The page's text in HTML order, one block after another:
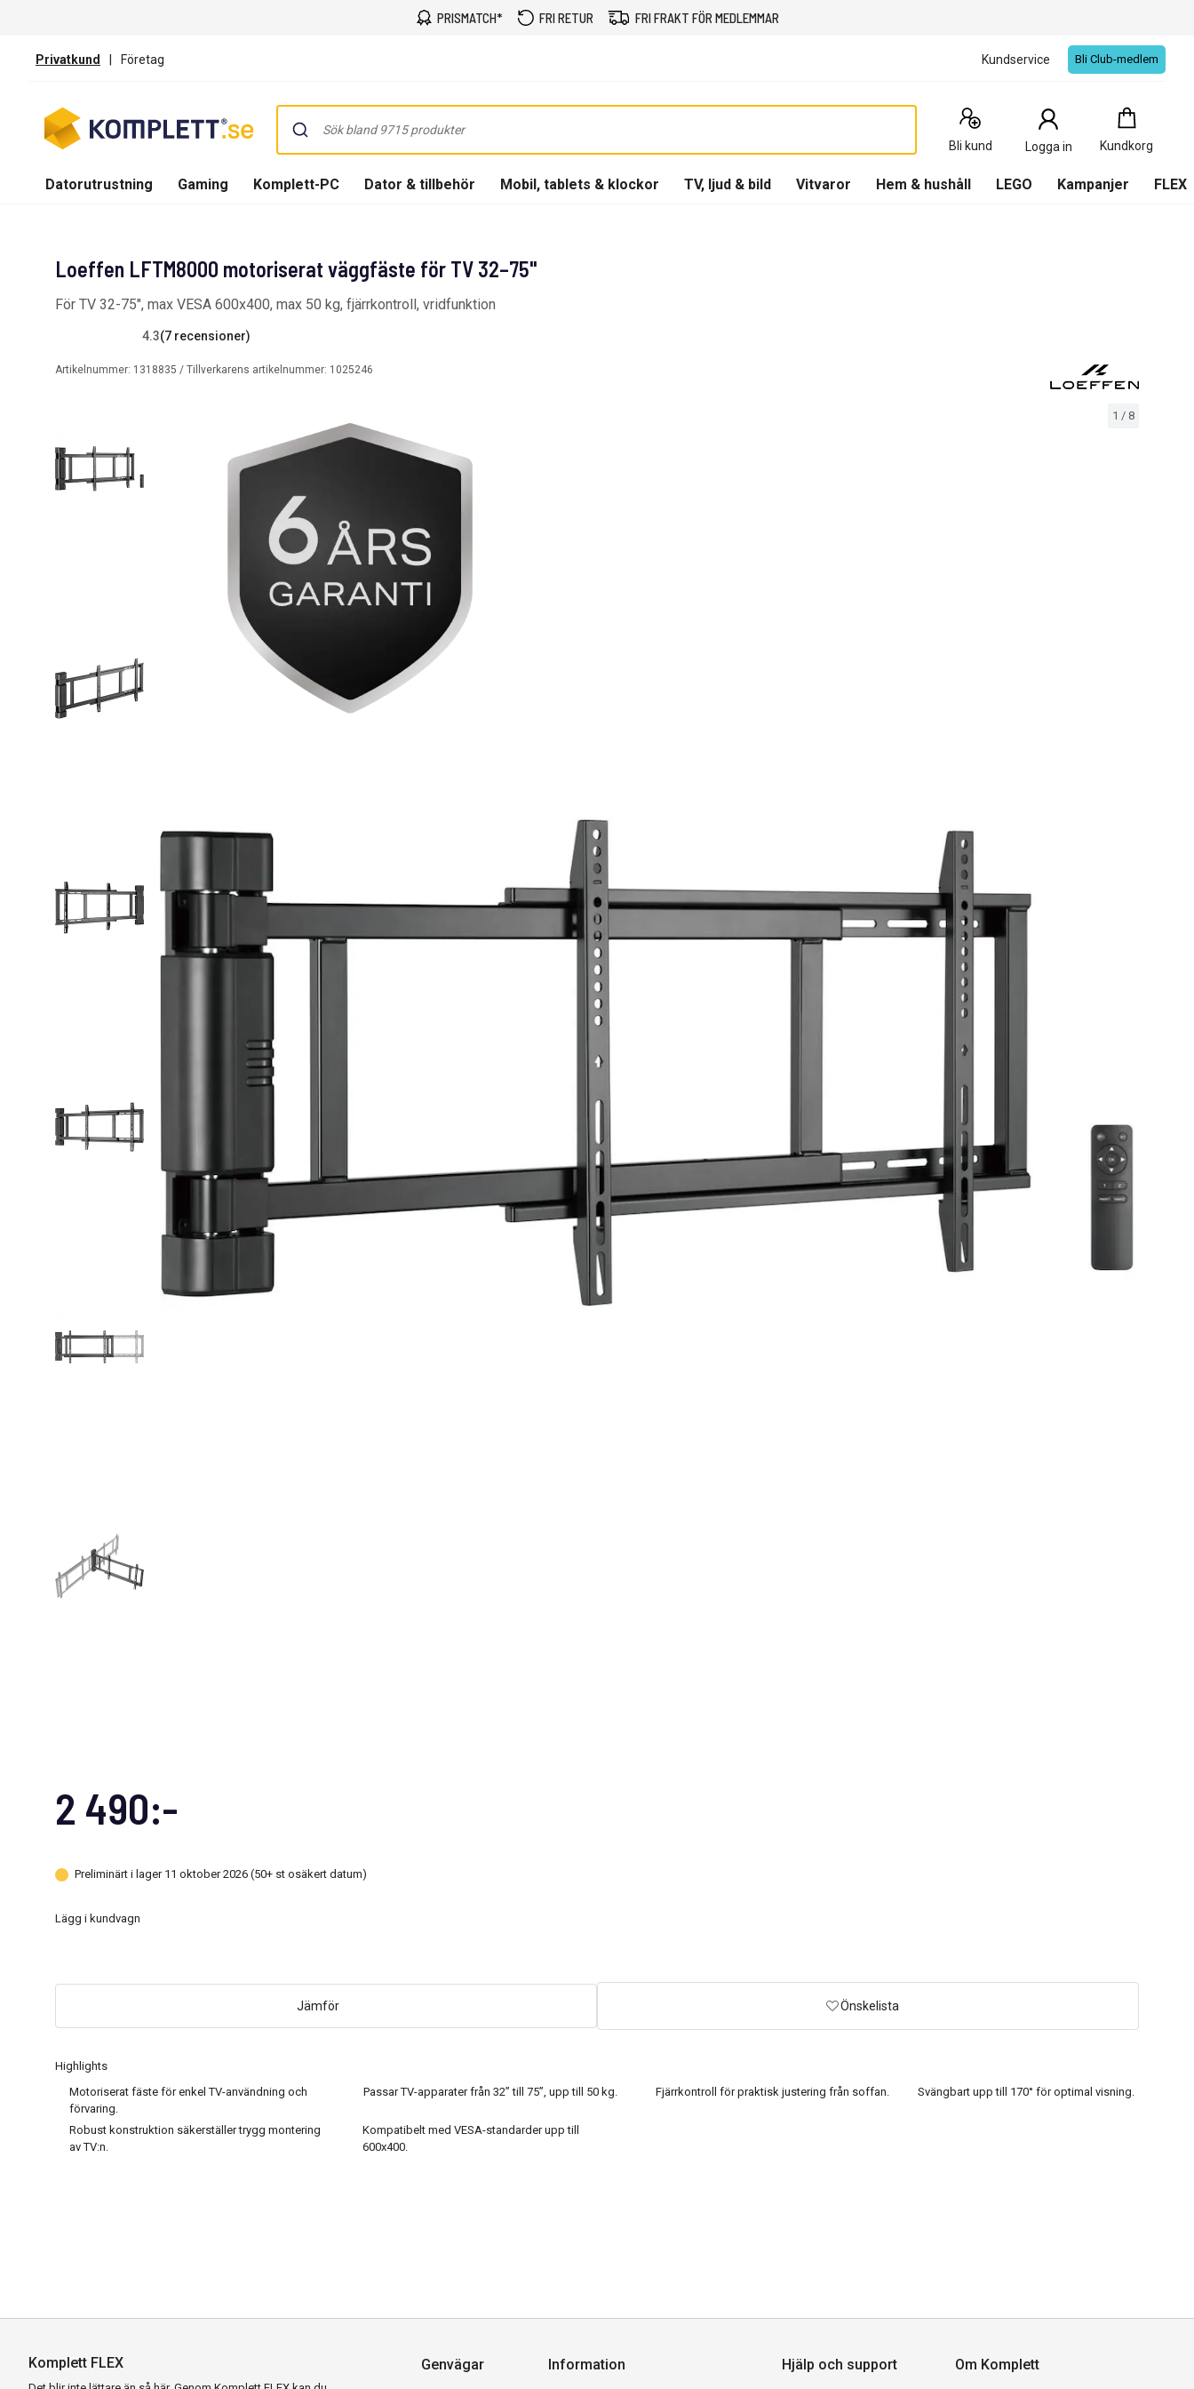
PRISMATCH* FRI RETUR FRI FRAKT FÖR MEDLEMMAR
Privatkund | Företag Kundservice Bli Club-medlem
Bli kund Logga in Kundkorg
Kundkorg
0
Produkter
Datorutrustning Gaming Komplett-PC Dator & tillbehör Mobil, tablets & klockor TV, ljud & bild Vitvaror Hem & hushåll LEGO Kampanjer FLEX
1 / 8
Highlights
Motoriserat fäste för enkel TV-användning och
förvaring.
Passar TV-apparater från 32” till 75”, upp till 50 kg. Fjärrkontroll för praktisk justering från soffan. Svängbart upp till 170° för optimal visning.
Robust konstruktion säkerställer trygg montering
av TV:n.
Kompatibelt med VESA-standarder upp till
600x400.
Loeffen LFTM8000 motoriserat väggfäste för TV 32–75"
För TV 32-75", max VESA 600x400, max 50 kg, fjärrkontroll, vridfunktion
4.3(7 recensioner)
Artikelnummer: 1318835 / Tillverkarens artikelnummer: 1025246
2 490:-
Preliminärt i lager 11 oktober 2026 (50+ st osäkert datum)
Lägg i kundvagn
Jämför Önskelista
Komplett FLEX Genvägar Information Hjälp och support Om Komplett